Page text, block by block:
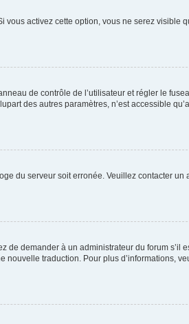
activez cette option, vous ne serez visible
de contrôle de l’utilisateur et régler le
des autres paramètres, n’est accessible
du serveur soit erronée. Veuillez contacter un
demander à un administrateur du forum s’il
traduction. Pour plus d’informations,